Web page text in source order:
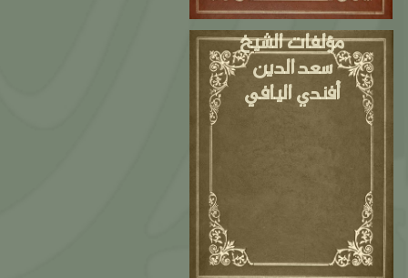
مؤلفات الشيخ
سعد الدين
أفندي اليافي